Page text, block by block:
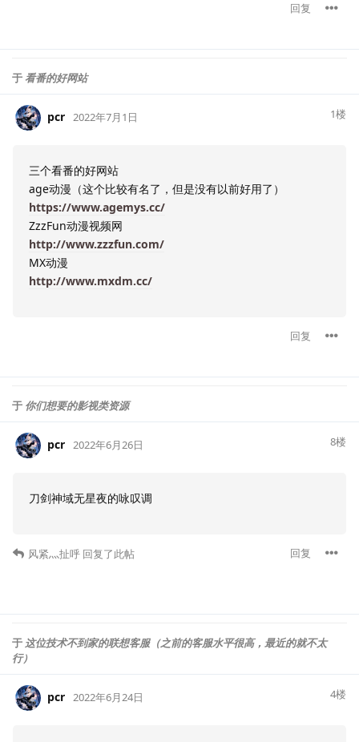
回复
于看番的好网站
pcr 2022年7月1日 1楼
三个看番的好网站
age动漫（这个比较有名了，但是没有以前好用了）
https://www.agemys.cc/
ZzzFun动漫视频网
http://www.zzzfun.com/
MX动漫
http://www.mxdm.cc/
回复
于 你们想要的影视类资源
pcr 2022年6月26日 8楼
刀剑神域无星夜的咏叹调
回复
风紧灬扯呼 回复了此帖
于 这位技术不到家的联想客服（之前的客服水平很高，最近的就不太
行）
pcr 2022年6月24日 4楼